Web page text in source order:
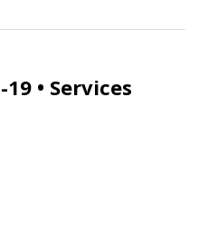
• Services